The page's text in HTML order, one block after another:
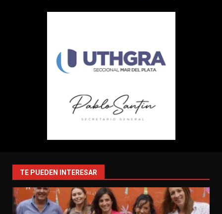
TE PUEDEN INTERESAR